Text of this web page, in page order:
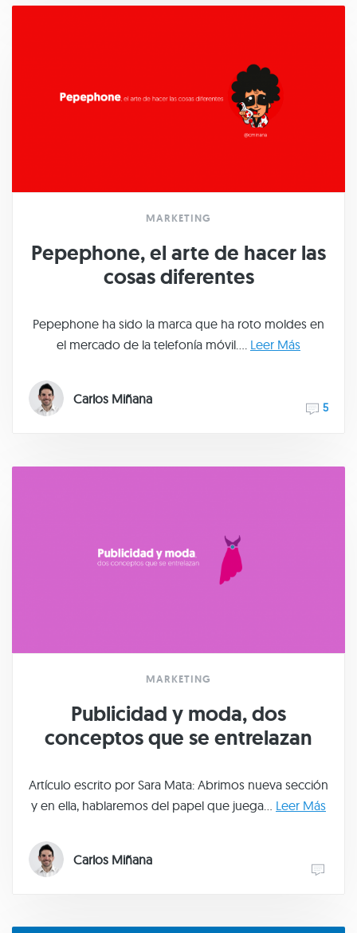
MARKETING
Pepephone, el arte de hacer las
cosas diferentes
Pepephone ha sido la marca que ha roto moldes en
el mercado de la telefonía móvil.... Leer Más
Carlos Miñana
5
MARKETING
Publicidad y moda, dos
conceptos que se entrelazan
Artículo escrito por Sara Mata: Abrimos nueva sección
y en ella, hablaremos del papel que juega... Leer Más
Carlos Miñana